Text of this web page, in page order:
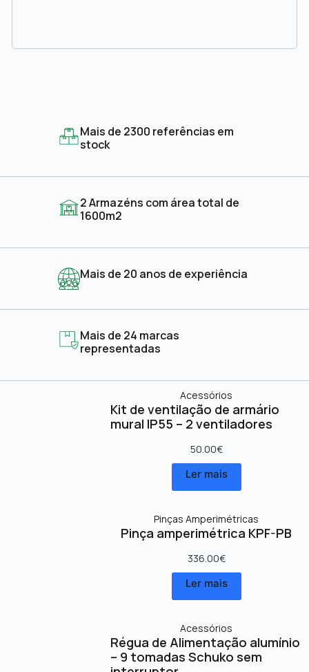
Mais de 2300 referências em
stock
2 Armazéns com área total de
1600m2
Mais de 20 anos de experiência
Mais de 24 marcas
representadas
Acessórios
Kit de ventilação de armário
mural IP55 – 2 ventiladores
50.00€
Ler mais
Pinças Amperimétricas
Pinça amperimétrica KPF-PB
336.00€
Ler mais
Acessórios
Régua de Alimentação alumínio
– 9 tomadas Schuko sem